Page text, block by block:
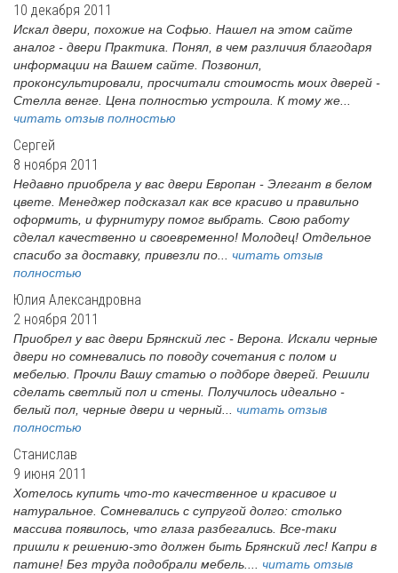
10 декабря 2011
Искал двери, похожие на Софью. Нашел на этом сайте
аналог - двери Практика. Понял, в чем различия благодаря
информации на Вашем сайте. Позвонил,
проконсультировали, просчитали стоимость моих дверей -
Стелла венге. Цена полностью устроила. К тому же...
читать отзыв полностью
Сергей
8 ноября 2011
Недавно приобрела у вас двери Европан - Элегант в белом
цвете. Менеджер подсказал как все красиво и правильно
оформить, и фурнитуру помог выбрать. Свою работу
сделал качественно и своевременно! Молодец! Отдельное
спасибо за доставку, привезли по... читать отзыв
полностью
Юлия Александровна
2 ноября 2011
Приобрел у вас двери Брянский лес - Верона. Искали черные
двери но сомневались по поводу сочетания с полом и
мебелью. Прочли Вашу статью о подборе дверей. Решили
сделать светлый пол и стены. Получилось идеально -
белый пол, черные двери и черный... читать отзыв
полностью
Станислав
9 июня 2011
Хотелось купить что-то качественное и красивое и
натуральное. Сомневались с супругой долго: столько
массива появилось, что глаза разбегались. Все-таки
пришли к решению-это должен быть Брянский лес! Капри в
патине! Без труда подобрали мебель.... читать отзыв